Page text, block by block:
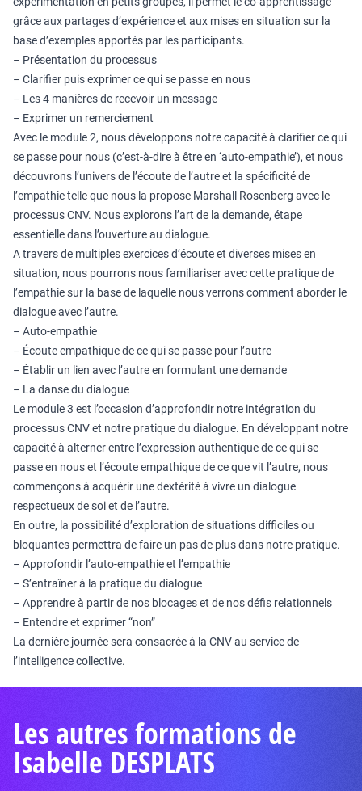
grâce aux partages d’expérience et aux mises en situation sur la
base d’exemples apportés par les participants.
– Présentation du processus
– Clarifier puis exprimer ce qui se passe en nous
– Les 4 manières de recevoir un message
– Exprimer un remerciement
Avec le module 2, nous développons notre capacité à clarifier ce qui
se passe pour nous (c’est-à-dire à être en ‘auto-empathie’), et nous
découvrons l’univers de l’écoute de l’autre et la spécificité de
l’empathie telle que nous la propose Marshall Rosenberg avec le
processus CNV. Nous explorons l’art de la demande, étape
essentielle dans l’ouverture au dialogue.
A travers de multiples exercices d’écoute et diverses mises en
situation, nous pourrons nous familiariser avec cette pratique de
l’empathie sur la base de laquelle nous verrons comment aborder le
dialogue avec l’autre.
– Auto-empathie
– Écoute empathique de ce qui se passe pour l’autre
– Établir un lien avec l’autre en formulant une demande
– La danse du dialogue
Le module 3 est l’occasion d’approfondir notre intégration du
processus CNV et notre pratique du dialogue. En développant notre
capacité à alterner entre l’expression authentique de ce qui se
passe en nous et l’écoute empathique de ce que vit l’autre, nous
commençons à acquérir une dextérité à vivre un dialogue
respectueux de soi et de l’autre.
En outre, la possibilité d’exploration de situations difficiles ou
bloquantes permettra de faire un pas de plus dans notre pratique.
– Approfondir l’auto-empathie et l’empathie
– S’entraîner à la pratique du dialogue
– Apprendre à partir de nos blocages et de nos défis relationnels
– Entendre et exprimer “non”
La dernière journée sera consacrée à la CNV au service de
l’intelligence collective.
Les autres formations de
Isabelle DESPLATS